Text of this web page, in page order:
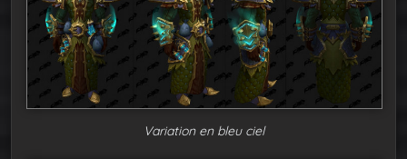
Variation en bleu ciel